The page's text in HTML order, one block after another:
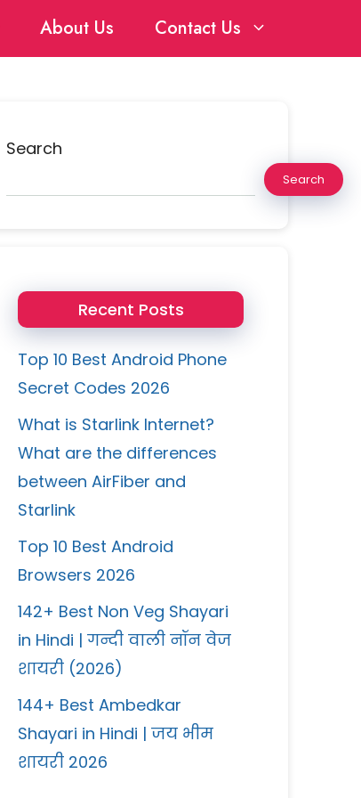
About Us Contact Us
Search
Search
Recent Posts
Top 10 Best Android Phone
Secret Codes 2026
What is Starlink Internet?
What are the differences
between AirFiber and
Starlink
Top 10 Best Android
Browsers 2026
142+ Best Non Veg Shayari
in Hindi | गन्दी वाली नॉन वेज
शायरी (2026)
144+ Best Ambedkar
Shayari in Hindi | जय भीम
शायरी 2026